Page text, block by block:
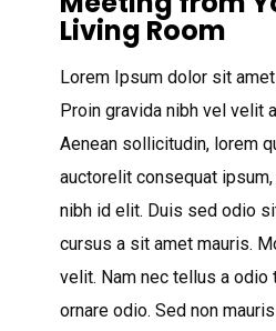
Living Room
Lorem Ipsum dolor sit
Proin gravida nibh vel velit
Aenean sollicitudin, lorem
auctorelit consequat
nibh id elit. Duis sed odio
cursus a sit amet mauris.
velit. Nam nec tellus a odio
ornare odio. Sed non